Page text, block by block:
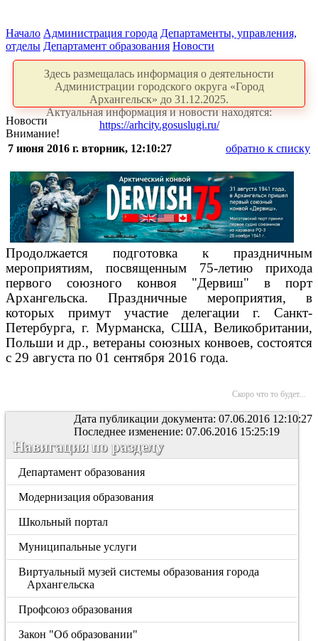
Начало Администрация города Департаменты, управления,
отделы Департамент образования Новости
Здесь размещалась информация о деятельности
Администрации городского округа «Город
Архангельск» до 31.12.2025.
Актуальная информация и новости находятся:
https://arhcity.gosuslugi.ru/
Новости
Внимание!
7 июня 2016 г. вторник, 12:10:27
обратно к списку
Продолжается подготовка к праздничным
мероприятиям, посвященным 75-летию прихода
первого союзного конвоя "Дервиш" в порт
Архангельска. Праздничные мероприятия, в
которых примут участие делегации г. Санкт-
Петербурга, г. Мурманска, США, Великобритании,
Польши и др., ветераны союзных конвоев, состоятся
с 29 августа по 01 сентября 2016 года.
Скоро что то будет...
Дата публикации документа: 07.06.2016 12:10:27
Последнее изменение: 07.06.2016 15:25:19
Навигация по разделу
Департамент образования
Модернизация образования
Школьный портал
Муниципальные услуги
Виртуальный музей системы образования города
Архангельска
Профсоюз образования
Закон "Об образовании"